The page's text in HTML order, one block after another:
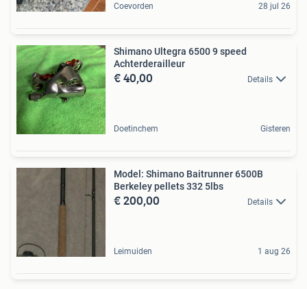
Coevorden 28 jul 26
Shimano Ultegra 6500 9 speed
Achterderailleur
€ 40,00 Details
Doetinchem Gisteren
Model: Shimano Baitrunner 6500B
Berkeley pellets 332 5lbs
€ 200,00 Details
Leimuiden 1 aug 26